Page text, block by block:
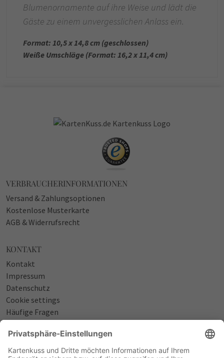
Blumenornamente auf ihre Weise und lädt die
Gäste zu einem unvergesslichen Anlass ein.
Format: 10,5 x 14,8 cm (geschlossen)
Weiße Umschläge (Format: 16,2 x 11,4 cm)
VERBRAUCHERINFORMATIONEN
Versand & Zahlungsoptionen
Kostenlose Musterkarte
AGB & Widerrufsrecht
KONTAKT
Kontakt
Impressum
Datenschutz
Cookie settings
Häufige Fragen
NÜTZLICHES